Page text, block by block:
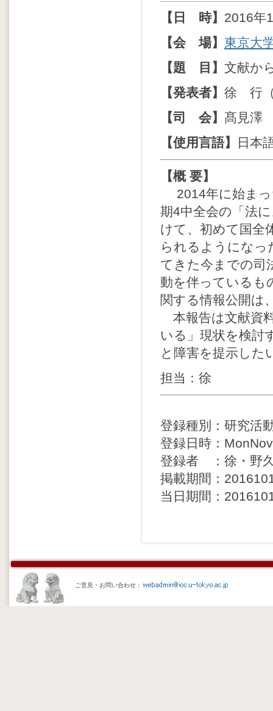
【日 時】 2016年
【会 場】 東京大
【題 目】 文献か
【発表者】 徐 行（
【司 会】 髙見澤
【使用言語】
日本
【概 要】
2014年に始まっ
期4中全会の「法
けて、初めて国全
られるようになっ
てきた今までの司
動を伴っているも
関する情報公開は
本報告は文献資
いる」現状を検討
と障害を提示した
担当：徐
登録種別：研究活
登録日時：
登録者 ：徐・野
掲載期間：
当日期間：
ご意見・お問い合わせ：